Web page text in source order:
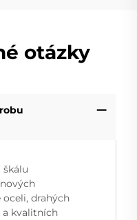
otázky
škálu
oceli, drahých
a kvalitních